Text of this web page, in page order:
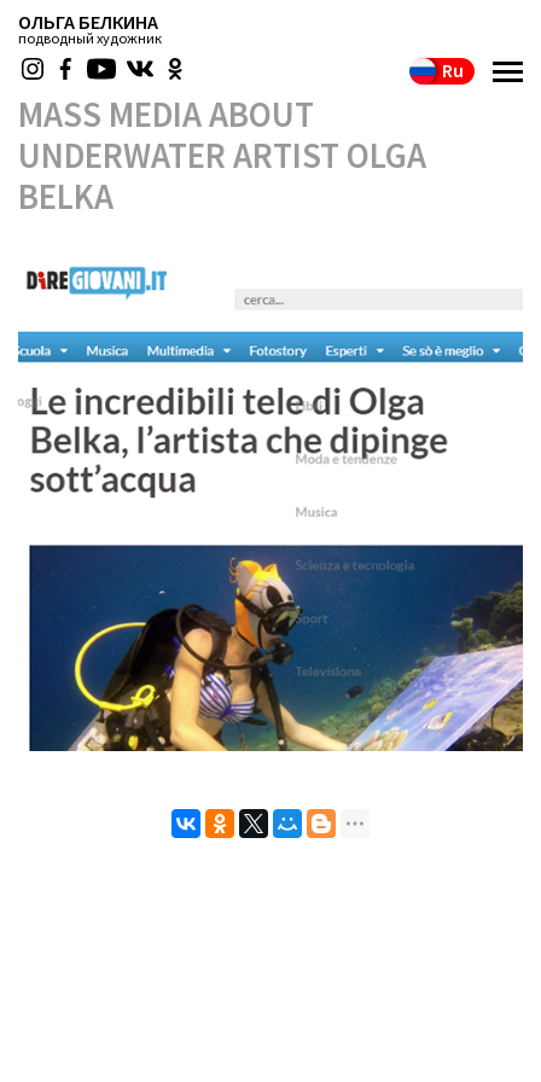
ОЛЬГА БЕЛКИНА
подводный художник
Ru
MASS MEDIA ABOUT
UNDERWATER ARTIST OLGA
BELKA